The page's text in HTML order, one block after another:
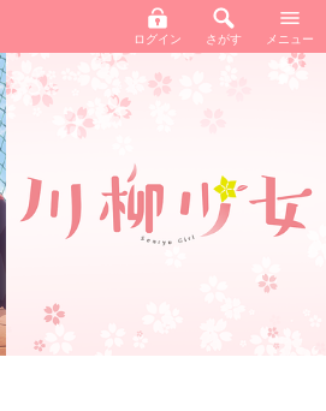
ログイン さがす メニュー